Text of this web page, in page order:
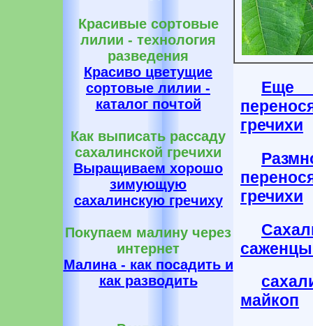
Красивые сортовые
лилии - технология
разведения
Красиво цветущие
сортовые лилии -
каталог почтой
Как выписать рассаду
сахалинской гречихи
Выращиваем хорошо
зимующую
сахалинскую гречиху
Покупаем малину через
интернет
Малина - как посадить и
как разводить
Еще
гречихи
гречихи
саженцы
майкоп